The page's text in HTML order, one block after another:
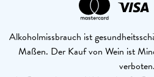
Alkoholmissbrauch ist
Maßen. Der Kauf von Wein ist
verboten.